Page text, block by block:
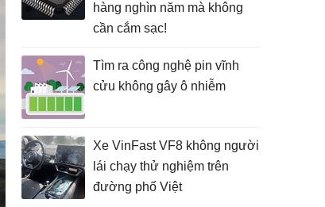
hàng nghìn năm mà không
cần cắm sạc!
Tìm ra công nghệ pin vĩnh
cửu không gây ô nhiễm
Xe VinFast VF8 không người
lái chạy thử nghiệm trên
đường phố Việt